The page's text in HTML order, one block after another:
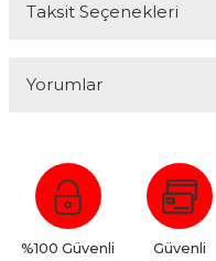
Taksit Seçenekleri
Yorumlar
Bu ürüne
%100 Güvenli
Güvenli